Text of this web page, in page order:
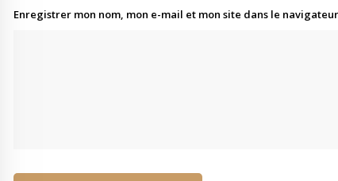
Enregistrer mon nom, mon e-mail et mon site dans le